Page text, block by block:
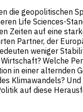
die geopolitischen
Life Sciences-
Zeiten auf eine
Partner, der
weniger
Welche
in einer alternden
Klimawandels?
auf diese